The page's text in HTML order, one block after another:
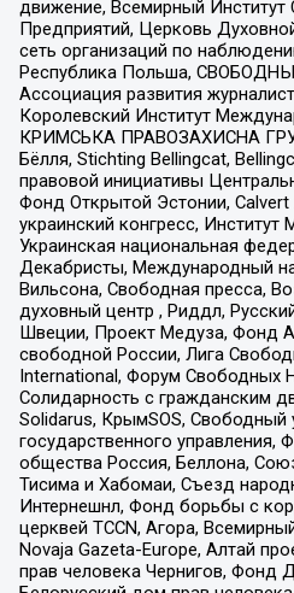
движение, Всемирный Институт
Предприятий, Церковь
сеть организаций по
Республика Польша,
Ассоциация развития
Королевский Институт
КРИМСЬКА ПРАВОЗАХИСНА
Бёлля, Stichting Bellingcat,
правовой инициативы
Фонд Открытой Эстонии,
украинский конгресс,
Украинская национальная
Декабристы, Международный
Вильсона, Свободная пресса,
духовный центр , Риддл,
Швеции, Проект Медуза, Фонд
свободной России, Лига
International, Форум Свободных
Солидарность с гражданским
Solidarus, КрымSOS, Свободный
государственного управления,
общества Россия, Беллона,
Тисима и Хабомаи, Съезд
Интернешнл, Фонд борьбы с
церквей TCCN, Агора,
Novaja Gazeta-Europe, Алтай
прав человека Чернигов, Фонд